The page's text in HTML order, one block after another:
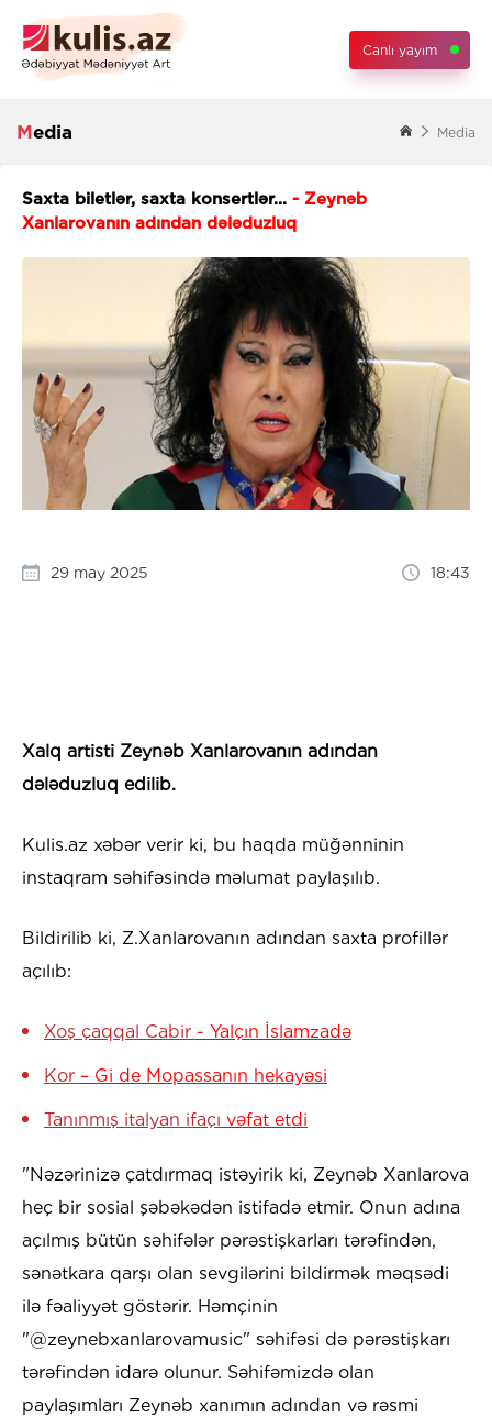
Canlı yayım
Media Media
Saxta biletlər, saxta konsertlər... - Zeynəb
Xanlarovanın adından dələduzluq
29 may 2025 18:43
Xalq artisti Zeynəb Xanlarovanın adından
dələduzluq edilib.
Kulis.az xəbər verir ki, bu haqda müğənninin
instaqram səhifəsində məlumat paylaşılıb.
Bildirilib ki, Z.Xanlarovanın adından saxta profillər
açılıb:
Xoş çaqqal Cabir - Yalçın İslamzadə
Kor – Gi de Mopassanın hekayəsi
Tanınmış italyan ifaçı vəfat etdi
"Nəzərinizə çatdırmaq istəyirik ki, Zeynəb Xanlarova
heç bir sosial şəbəkədən istifadə etmir. Onun adına
açılmış bütün səhifələr pərəstişkarları tərəfindən,
sənətkara qarşı olan sevgilərini bildirmək məqsədi
ilə fəaliyyət göstərir. Həmçinin
"@zeynebxanlarovamusic" səhifəsi də pərəstişkarı
tərəfindən idarə olunur. Səhifəmizdə olan
paylaşımları Zeynəb xanımın adından və rəsmi